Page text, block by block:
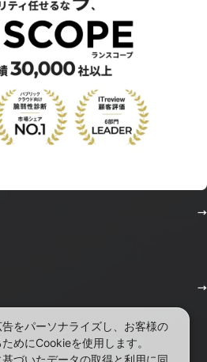
」
をパーソナライズし、お客様の
めにCookieを使用します。
基づいたデータの取得と利用に同